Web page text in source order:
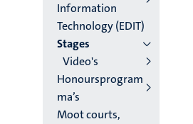
Information
Technology (EDIT)
Stages
Video's
Honoursprogram
ma’s
Moot courts,